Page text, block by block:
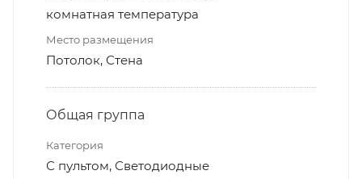
комнатная температура
Место размещения
Потолок, Стена
Общая группа
Категория
С пультом, Светодиодные